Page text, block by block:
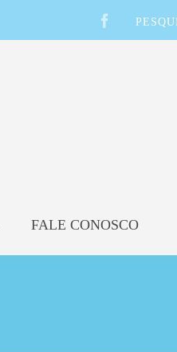
FALE CONOSCO